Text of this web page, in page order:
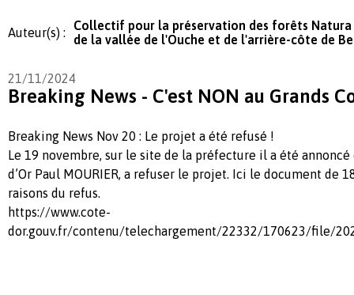
Auteur(s) :
Collectif pour la préservation des forêts Natura
de la vallée de l'Ouche et de l'arrière-côte de
21/11/2024
Breaking News - C'est NON au Grands
Breaking News Nov 20 : Le projet a été refusé !
Le 19 novembre, sur le site de la préfecture il a été
d’Or Paul MOURIER, a refuser le projet. Ici le document de
raisons du refus.
https://www.cote-
dor.gouv.fr/contenu/telechargement/22332/170623/file/